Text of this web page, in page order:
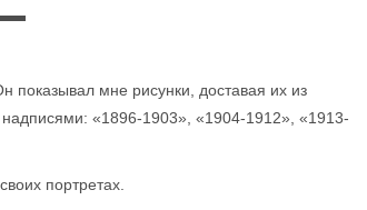
показывал мне рисунки, доставая их из
«1896-1903», «1904-1912», «1913-
портретах.